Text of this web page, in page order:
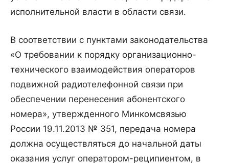
исполнительной власти в области связи.
В соответствии с пунктами законодательства
«О требовании к порядку организационно-
технического взаимодействия операторов
подвижной радиотелефонной связи при
обеспечении перенесения абонентского
номера», утвержденного Минкомсвязью
России 19.11.2013 № 351, передача номера
должна осуществляться до начальной даты
оказания услуг оператором-реципиентом, в